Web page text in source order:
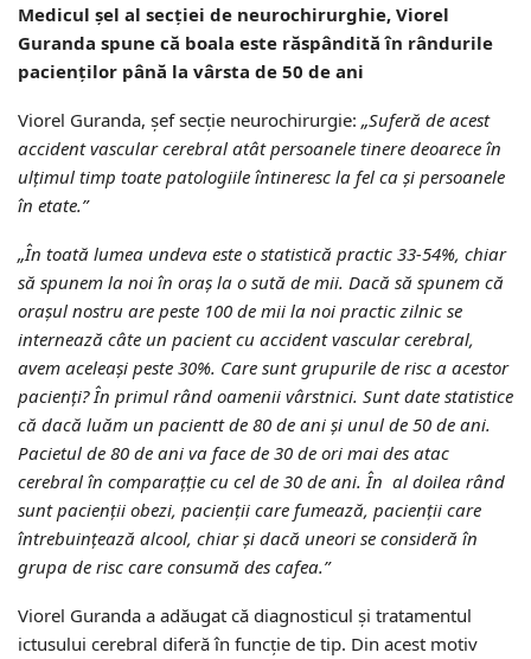
Medicul şel al secţiei de neurochirurghie, Viorel
Guranda spune că boala este răspândită în rândurile
pacienţilor până la vârsta de 50 de ani
Viorel Guranda, şef secţie neurochirurgie: „Suferă de acest
accident vascular cerebral atât persoanele tinere deoarece în
ulţimul timp toate patologiile întineresc la fel ca şi persoanele
în etate.”
„În toată lumea undeva este o statistică practic 33-54%, chiar
să spunem la noi în oraş la o sută de mii. Dacă să spunem că
oraşul nostru are peste 100 de mii la noi practic zilnic se
internează câte un pacient cu accident vascular cerebral,
avem aceleaşi peste 30%. Care sunt grupurile de risc a acestor
pacienţi? În primul rând oamenii vârstnici. Sunt date statistice
că dacă luăm un pacientt de 80 de ani şi unul de 50 de ani.
Pacietul de 80 de ani va face de 30 de ori mai des atac
cerebral în comparaţţie cu cel de 30 de ani. În al doilea rând
sunt pacienţii obezi, pacienţii care fumează, pacienţii care
întrebuinţează alcool, chiar şi dacă uneori se consideră în
grupa de risc care consumă des cafea.”
Viorel Guranda a adăugat că diagnosticul şi tratamentul
ictusului cerebral diferă în funcţie de tip. Din acest motiv